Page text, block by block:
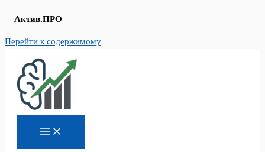
Актив.ПРО
Перейти к содержимому